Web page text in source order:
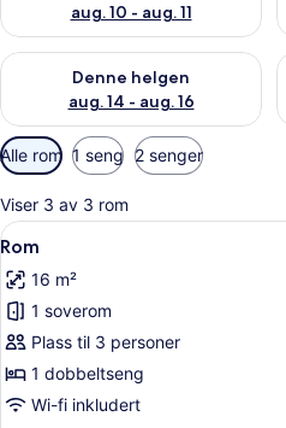
aug. 10 - aug. 11
Denne helgen
aug. 14 - aug. 16
Sjekk tilgjengelighet for denne
Tilgjengelige
filtre
for
rom
Alle rom 1 seng 2 senger
Viser 3 av 3 rom
Åpne
alle
bildene
av
Rom
6
Rom
16 m²
1 soverom
Plass til 3 personer
1 dobbeltseng
Wi-fi inkludert